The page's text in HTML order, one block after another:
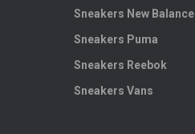
Sneakers New Balance
Sneakers Puma
Sneakers Reebok
Sneakers Vans